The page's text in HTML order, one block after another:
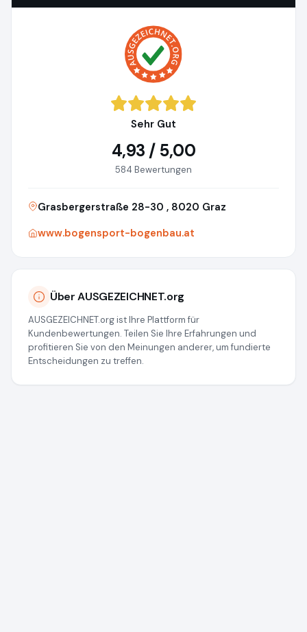
Sehr Gut
4,93 / 5,00
584 Bewertungen
Grasbergerstraße 28-30 , 8020 Graz
www.bogensport-bogenbau.at
Über AUSGEZEICHNET.org
AUSGEZEICHNET.org ist Ihre Plattform für
Kundenbewertungen. Teilen Sie Ihre Erfahrungen und
profitieren Sie von den Meinungen anderer, um fundierte
Entscheidungen zu treffen.